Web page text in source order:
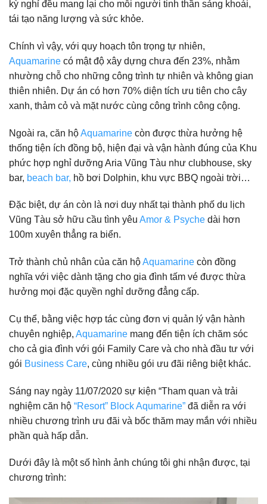
kỳ nghỉ đều mang lại cho mỗi người tinh thần sảng khoái,
tái tạo năng lượng và sức khỏe.
Chính vì vậy, với quy hoạch tôn trọng tự nhiên,
Aquamarine có mật độ xây dựng chưa đến 23%, nhằm
nhường chỗ cho những công trình tự nhiên và không gian
thiên nhiên. Dự án có hơn 70% diện tích ưu tiên cho cây
xanh, thảm cỏ và mặt nước cùng công trình công cộng.
Ngoài ra, căn hộAquamarine còn được thừa hưởng hệ
thống tiện ích đồng bộ, hiện đại và vận hành đúng của Khu
phức hợp nghỉ dưỡng Aria Vũng Tàu như clubhouse, sky
bar, beach bar, hồ bơi Dolphin, khu vực BBQ ngoài trời…
Đặc biệt, dự án còn là nơi duy nhất tại thành phố du lịch
Vũng Tàu sở hữu cầu tình yêu Amor & Psyche dài hơn
100m xuyên thẳng ra biển.
Trở thành chủ nhân của căn hộAquamarine còn đồng
nghĩa với việc dành tặng cho gia đình tấm vé được thừa
hưởng mọi đặc quyền nghỉ dưỡng đẳng cấp.
Cụ thể, bằng việc hợp tác cùng đơn vị quản lý vận hành
chuyên nghiệp, Aquamarine mang đến tiện ích chăm sóc
cho cả gia đình với gói Family Care và cho nhà đầu tư với
gói Business Care, cùng nhiều gói ưu đãi riêng biệt khác.
Sáng nay ngày 11/07/2020 sự kiện “Tham quan và trải
nghiệm căn hộ “Resort” Block Aqumarine” đã diễn ra với
nhiều chương trình ưu đãi và bốc thăm may mắn với nhiều
phần quà hấp dẫn.
Dưới đây là một số hình ảnh chúng tôi ghi nhận được, tại
chương trình: